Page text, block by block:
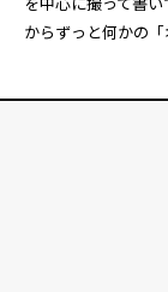
からずっと何かの